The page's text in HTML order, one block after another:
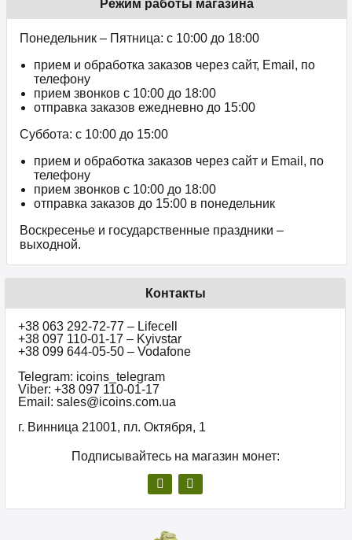
Режим работы магазина
Понедельник – Пятница: с 10:00 до 18:00
прием и обработка заказов через сайт, Email, по
телефону
прием звонков c 10:00 до 18:00
отправка заказов ежедневно до 15:00
Суббота: с 10:00 до 15:00
прием и обработка заказов через сайт и Email, по
телефону
прием звонков c 10:00 до 18:00
отправка заказов до 15:00 в понедельник
Воскресенье и государственные праздники –
выходной.
Контакты
+38 063 292-72-77 – Lifecell
+38 097 110-01-17 – Kyivstar
+38 099 644-05-50 – Vodafone
Telegram: icoins_telegram
Viber: +38 097 110-01-17
Email: sales@icoins.com.ua
г. Винница 21001, пл. Октября, 1
Подписывайтесь на магазин монет: